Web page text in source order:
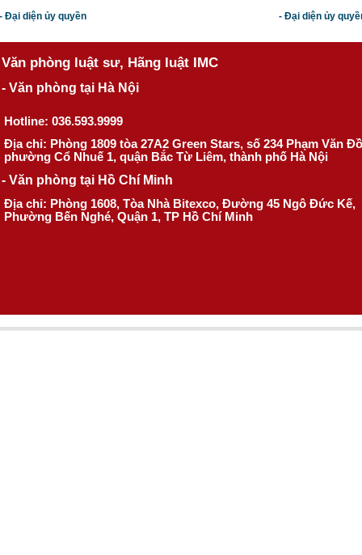
Đại diện ủy quyền
- Đại diện ủy
Văn phòng luật sư, Hãng luật IMC
- Văn phòng tại Hà Nội
Hotline: 036.593.9999
Địa chỉ: Phòng 1809 tòa 27A2 Green Stars, số 234 Phạm Văn
phường Cổ Nhuế 1, quận Bắc Từ Liêm, thành phố Hà Nội
- Văn phòng tại Hồ Chí Minh
Địa chỉ: Phòng 1608, Tòa Nhà Bitexco, Đường 45 Ngô Đức Kế,
Phường Bến Nghé, Quận 1, TP Hồ Chí Minh